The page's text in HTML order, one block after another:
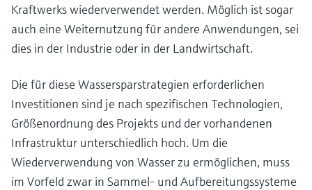
Kraftwerks wiederverwendet werden. Möglich ist sogar
auch eine Weiternutzung für andere Anwendungen, sei
dies in der Industrie oder in der Landwirtschaft.
Die für diese Wassersparstrategien erforderlichen
Investitionen sind je nach spezifischen Technologien,
Größenordnung des Projekts und der vorhandenen
Infrastruktur unterschiedlich hoch. Um die
Wiederverwendung von Wasser zu ermöglichen, muss
im Vorfeld zwar in Sammel- und Aufbereitungssysteme